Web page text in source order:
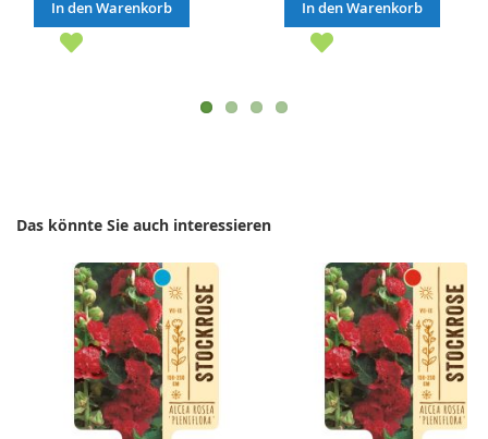
In den Warenkorb In den Warenkorb
Das könnte Sie auch interessieren